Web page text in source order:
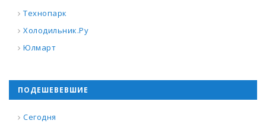
Технопарк
Холодильник.Ру
Юлмарт
ПОДЕШЕВЕВШИЕ
Сегодня